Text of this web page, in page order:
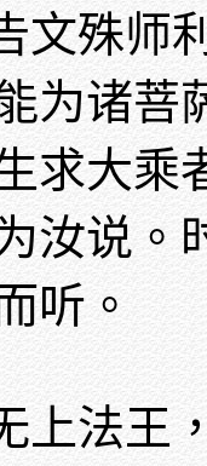
文殊师
为诸菩
求大乘
汝说。
听。
上法王